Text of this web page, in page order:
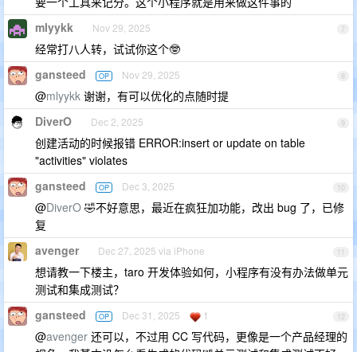
7
mlyykk Nov 29, 2025
经常打八人转，试试你这个🤓
8
gansteed OP Nov 29, 2025
@mlyykk 谢谢，有可以优化的点随时提
9
DiverO Dec 2, 2025
创建活动的时候报错 ERROR:insert or update on table
"activities" violates
10
gansteed OP Dec 3, 2025
@DiverO 🤣不好意思，最近在疯狂加功能，改出 bug 了，已修
复
11
avenger Dec 27, 2025 via iPhone
想请教一下楼主，taro 开发体验如何，小程序有没有办法做单元
测试和集成测试？
12
gansteed OP Dec 31, 2025 1
@avenger 还可以，不过用 CC 写代码，更像是一个产品经理的